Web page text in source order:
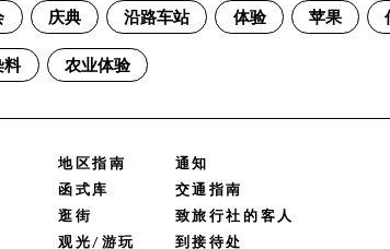
庆典 沿路车站 体验 苹果
料 农业体验
地区指南
函式库
逛街
观光/游玩
通知
交通指南
致旅行社的客人
到接待处